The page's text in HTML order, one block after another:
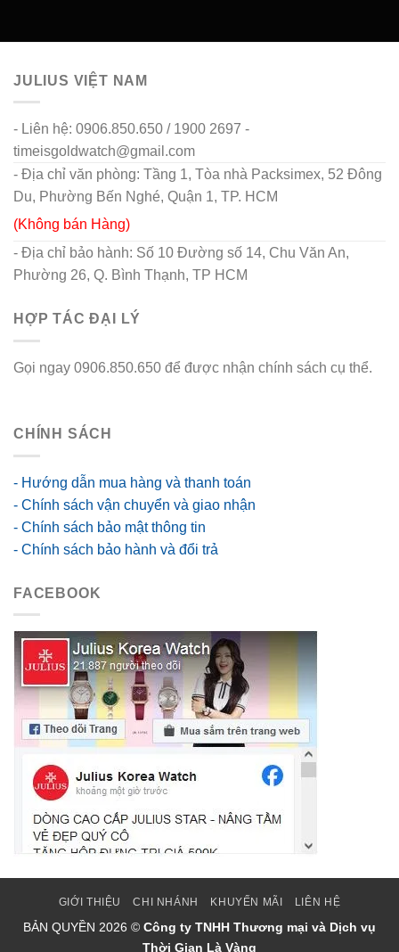
JULIUS VIỆT NAM
- Liên hệ: 0906.850.650 / 1900 2697 -
timeisgoldwatch@gmail.com
- Địa chỉ văn phòng: Tầng 1, Tòa nhà Packsimex, 52 Đông
Du, Phường Bến Nghé, Quận 1, TP. HCM
(Không bán Hàng)
- Địa chỉ bảo hành: Số 10 Đường số 14, Chu Văn An,
Phường 26, Q. Bình Thạnh, TP HCM
HỢP TÁC ĐẠI LÝ
Gọi ngay 0906.850.650 để được nhận chính sách cụ thể.
CHÍNH SÁCH
- Hướng dẫn mua hàng và thanh toán
- Chính sách vận chuyển và giao nhận
- Chính sách bảo mật thông tin
- Chính sách bảo hành và đổi trả
FACEBOOK
GIỚI THIỆU CHI NHÁNH KHUYẾN MÃI LIÊN HỆ
BẢN QUYỀN 2026 © Công ty TNHH Thương mại và Dịch vụ
Thời Gian Là Vàng